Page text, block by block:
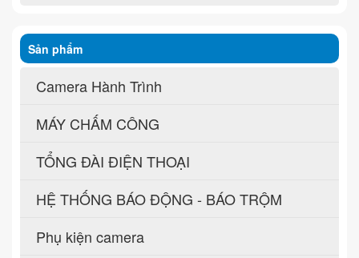
Sản phẩm
Camera Hành Trình
MÁY CHẤM CÔNG
TỔNG ĐÀI ĐIỆN THOẠI
HỆ THỐNG BÁO ĐỘNG - BÁO TRỘM
Phụ kiện camera